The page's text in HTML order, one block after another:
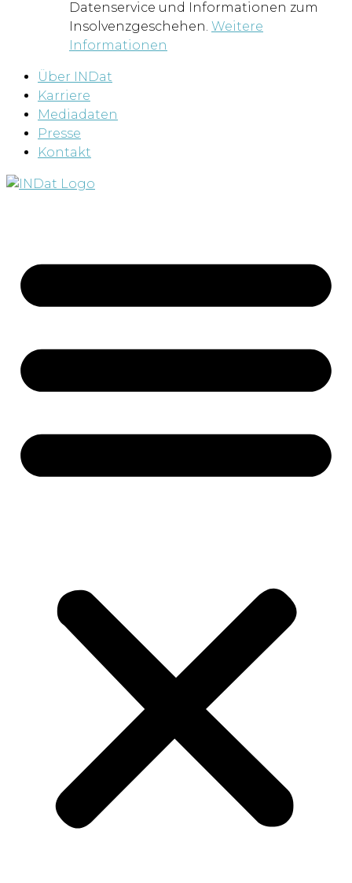
Datenservice und Informationen zum
Insolvenzgeschehen. Weitere
Informationen
Über INDat
Karriere
Mediadaten
Presse
Kontakt